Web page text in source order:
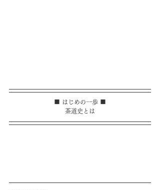
■ はじめの一歩 ■
茶道史とは